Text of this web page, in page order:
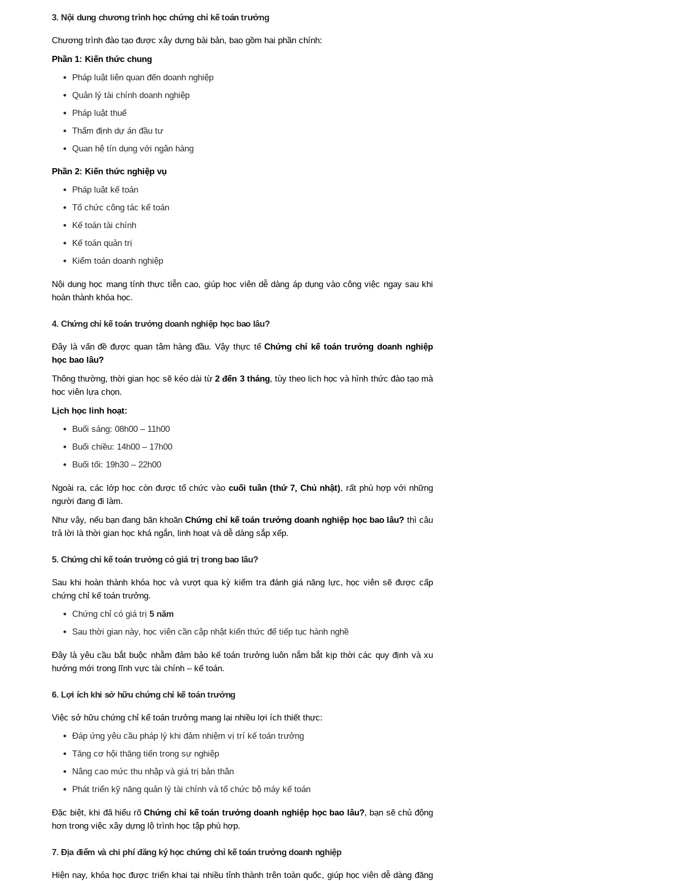
3. Nội dung chương trình học chứng chỉ kế toán trưởng
Chương trình đào tạo được xây dựng bài bản, bao gồm hai phần chính:
Phần 1: Kiến thức chung
Pháp luật liên quan đến doanh nghiệp
Quản lý tài chính doanh nghiệp
Pháp luật thuế
Thẩm định dự án đầu tư
Quan hệ tín dụng với ngân hàng
Phần 2: Kiến thức nghiệp vụ
Pháp luật kế toán
Tổ chức công tác kế toán
Kế toán tài chính
Kế toán quản trị
Kiểm toán doanh nghiệp
Nội dung học mang tính thực tiễn cao, giúp học viên dễ dàng áp dụng vào công việc ngay sau khi
hoàn thành khóa học.
4. Chứng chỉ kế toán trưởng doanh nghiệp học bao lâu?
Đây là vấn đề được quan tâm hàng đầu. Vậy thực tếChứng chỉ kế toán trưởng doanh nghiệp
học bao lâu?
Thông thường, thời gian học sẽ kéo dài từ2 đến 3 tháng, tùy theo lịch học và hình thức đào tạo mà
học viên lựa chọn.
Lịch học linh hoạt:
Buổi sáng: 08h00 – 11h00
Buổi chiều: 14h00 – 17h00
Buổi tối: 19h30 – 22h00
Ngoài ra, các lớp học còn được tổ chức vào cuối tuần (thứ 7, Chủ nhật), rất phù hợp với những
người đang đi làm.
Như vậy, nếu bạn đang băn khoănChứng chỉ kế toán trưởng doanh nghiệp học bao lâu? thì câu
trả lời là thời gian học khá ngắn, linh hoạt và dễ dàng sắp xếp.
5. Chứng chỉ kế toán trưởng có giá trị trong bao lâu?
Sau khi hoàn thành khóa học và vượt qua kỳ kiểm tra đánh giá năng lực, học viên sẽ được cấp
chứng chỉ kế toán trưởng.
Chứng chỉ có giá trị 5 năm
Sau thời gian này, học viên cần cập nhật kiến thức để tiếp tục hành nghề
Đây là yêu cầu bắt buộc nhằm đảm bảo kế toán trưởng luôn nắm bắt kịp thời các quy định và xu
hướng mới trong lĩnh vực tài chính – kế toán.
6. Lợi ích khi sở hữu chứng chỉ kế toán trưởng
Việc sở hữu chứng chỉ kế toán trưởng mang lại nhiều lợi ích thiết thực:
Đáp ứng yêu cầu pháp lý khi đảm nhiệm vị trí kế toán trưởng
Tăng cơ hội thăng tiến trong sự nghiệp
Nâng cao mức thu nhập và giá trị bản thân
Phát triển kỹ năng quản lý tài chính và tổ chức bộ máy kế toán
Đặc biệt, khi đã hiểu rõChứng chỉ kế toán trưởng doanh nghiệp học bao lâu?, bạn sẽ chủ động
hơn trong việc xây dựng lộ trình học tập phù hợp.
7. Địa điểm và chi phí đăng ký học chứng chỉ kế toán trưởng doanh nghiệp
Hiện nay, khóa học được triển khai tại nhiều tỉnh thành trên toàn quốc, giúp học viên dễ dàng đăng